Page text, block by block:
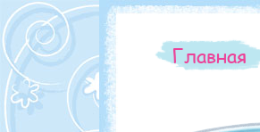
Главная